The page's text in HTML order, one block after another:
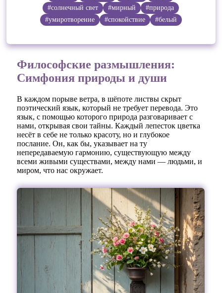
#солнечный свет
#мирный
#природа
#умиротворение
#спокойствие #белый
Философские размышления:
Симфония природы и души
В каждом порыве ветра, в шёпоте листвы скрыт
поэтический язык, который не требует перевода. Это
язык, с помощью которого природа разговаривает с
нами, открывая свои тайны. Каждый лепесток цветка
несёт в себе не только красоту, но и глубокое
послание. Он, как бы, указывает на ту
непередаваемую гармонию, существующую между
всеми живыми существами, между нами — людьми, и
миром, что нас окружает.